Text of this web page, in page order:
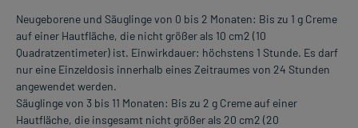
Neugeborene und Säuglinge von 0 bis 2 Monaten: Bis zu 1 g Creme
auf einer Hautfläche, die nicht größer als 10 cm2 (10
Quadratzentimeter) ist. Einwirkdauer: höchstens 1 Stunde. Es darf
nur eine Einzeldosis innerhalb eines Zeitraumes von 24 Stunden
angewendet werden.
Säuglinge von 3 bis 11 Monaten: Bis zu 2 g Creme auf einer
Hautfläche, die insgesamt nicht größer als 20 cm2 (20